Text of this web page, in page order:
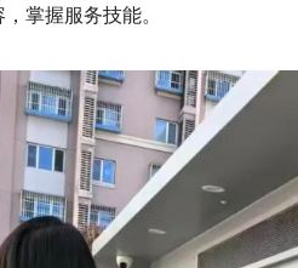
掌握服务技能。